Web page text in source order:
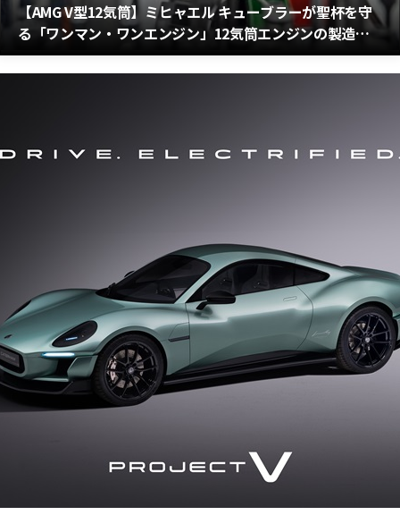
【AMG V型12気筒】ミヒャエル キューブラーが聖杯を守
る「ワンマン・ワンエンジン」12気筒エンジンの製造を
続ける最後の職人の感動物語